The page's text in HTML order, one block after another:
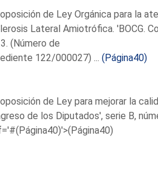
de Ley Orgánica para la
Lateral Amiotrófica. 'BOCG.
(Número de
122/000027) ... (Página40)
de Ley para mejorar la
de los Diputados', serie B,